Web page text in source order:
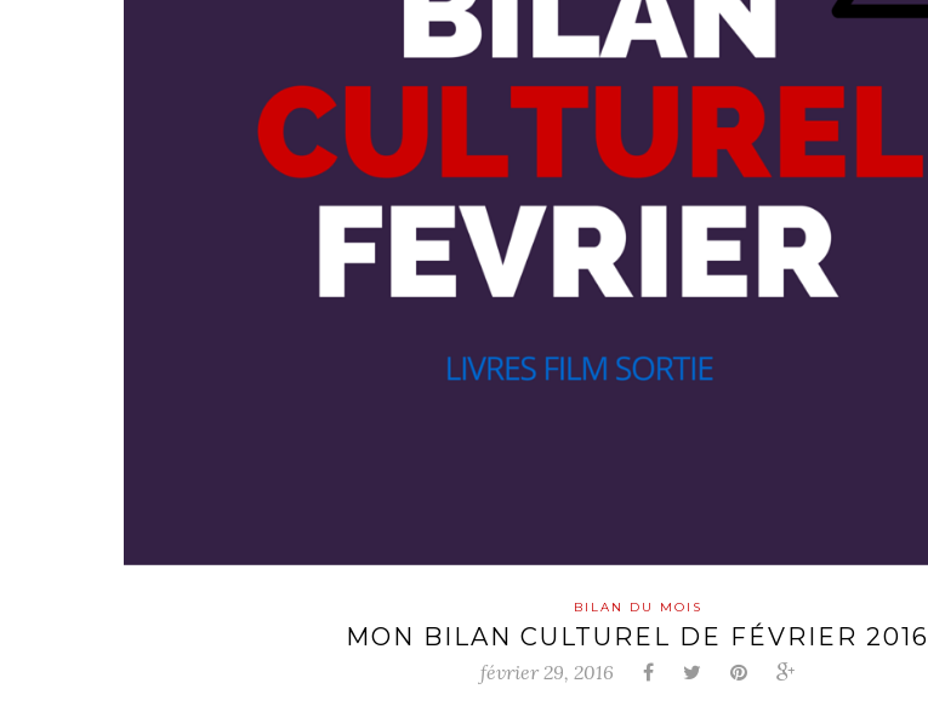
BILAN DU MOIS
MON BILAN CULTUREL DE FÉVRIER 2016
février 29, 2016